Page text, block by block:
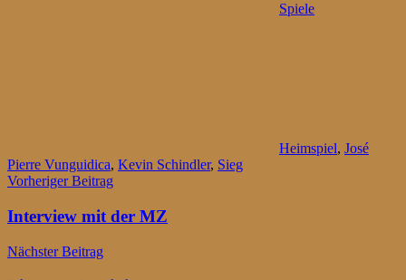
Spiele
Heimspiel, José
Pierre Vunguidica, Kevin Schindler, Sieg
Beitragsnavigation
Vorheriger Beitrag
Interview mit der MZ
Nächster Beitrag